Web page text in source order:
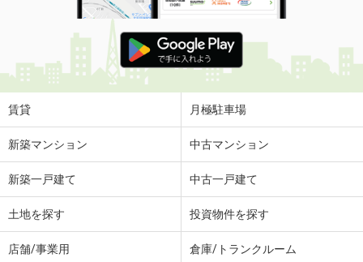
賃貸 月極駐車場
新築マンション 中古マンション
新築一戸建て 中古一戸建て
土地を探す 投資物件を探す
店舗/事業用 倉庫/トランクルーム